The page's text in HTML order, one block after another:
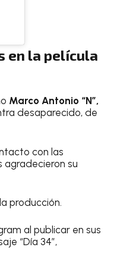
en la película
Marco Antonio “N”,
desaparecido, de
con las
agradecieron su
producción.
al publicar en sus
“Día 34”,